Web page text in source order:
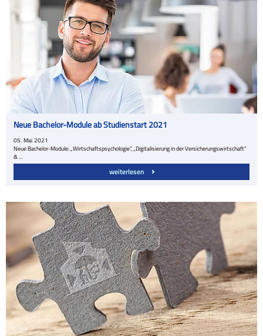
Neue Bachelor-Module ab Studienstart 2021
05. Mai 2021
Neue Bachelor-Module: „Wirtschaftspsychologie“, „Digitalisierung in der Versicherungswirtschaft“
& …
weiterlesen